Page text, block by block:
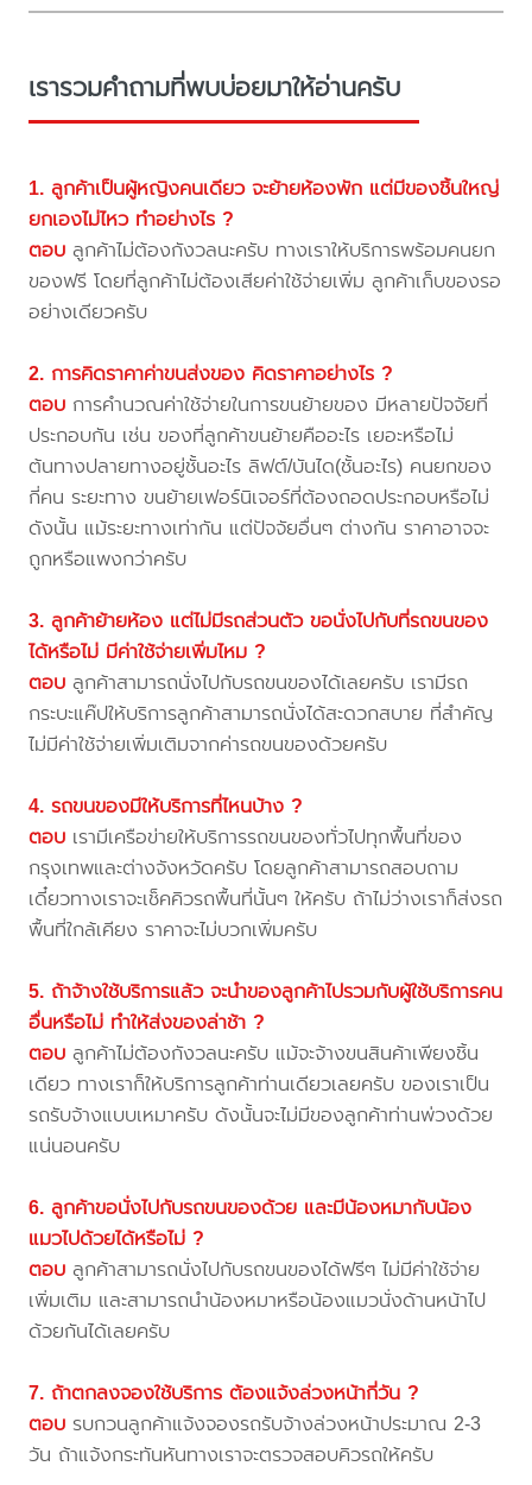
เรารวมคำถามที่พบบ่อยมาให้อ่านครับ
1. ลูกค้าเป็นผู้หญิงคนเดียว จะย้ายห้องพัก แต่มีของชิ้นใหญ่
ยกเองไม่ไหว ทำอย่างไร ?
ตอบ ลูกค้าไม่ต้องกังวลนะครับ ทางเราให้บริการพร้อมคนยก
ของฟรี โดยที่ลูกค้าไม่ต้องเสียค่าใช้จ่ายเพิ่ม ลูกค้าเก็บของรอ
อย่างเดียวครับ
2. การคิดราคาค่าขนส่งของ คิดราคาอย่างไร ?
ตอบ การคำนวณค่าใช้จ่ายในการขนย้ายของ มีหลายปัจจัยที่
ประกอบกัน เช่น ของที่ลูกค้าขนย้ายคืออะไร เยอะหรือไม่
ต้นทางปลายทางอยู่ชั้นอะไร ลิฟต์/บันได(ชั้นอะไร) คนยกของ
กี่คน ระยะทาง ขนย้ายเฟอร์นิเจอร์ที่ต้องถอดประกอบหรือไม่
ดังนั้น แม้ระยะทางเท่ากัน แต่ปัจจัยอื่นๆ ต่างกัน ราคาอาจจะ
ถูกหรือแพงกว่าครับ
3. ลูกค้าย้ายห้อง แต่ไม่มีรถส่วนตัว ขอนั่งไปกับที่รถขนของ
ได้หรือไม่ มีค่าใช้จ่ายเพิ่มไหม ?
ตอบ ลูกค้าสามารถนั่งไปกับรถขนของได้เลยครับ เรามีรถ
กระบะแค๊ปให้บริการลูกค้าสามารถนั่งได้สะดวกสบาย ที่สำคัญ
ไม่มีค่าใช้จ่ายเพิ่มเติมจากค่ารถขนของด้วยครับ
4. รถขนของมีให้บริการที่ไหนบ้าง ?
ตอบ เรามีเครือข่ายให้บริการรถขนของทั่วไปทุกพื้นที่ของ
กรุงเทพและต่างจังหวัดครับ โดยลูกค้าสามารถสอบถาม
เดี๋ยวทางเราจะเช็คคิวรถพื้นที่นั้นๆ ให้ครับ ถ้าไม่ว่างเราก็ส่งรถ
พื้นที่ใกล้เคียง ราคาจะไม่บวกเพิ่มครับ
5. ถ้าจ้างใช้บริการแล้ว จะนำของลูกค้าไปรวมกับผู้ใช้บริการคน
อื่นหรือไม่ ทำให้ส่งของล่าช้า ?
ตอบ ลูกค้าไม่ต้องกังวลนะครับ แม้จะจ้างขนสินค้าเพียงชิ้น
เดียว ทางเราก็ให้บริการลูกค้าท่านเดียวเลยครับ ของเราเป็น
รถรับจ้างแบบเหมาครับ ดังนั้นจะไม่มีของลูกค้าท่านพ่วงด้วย
แน่นอนครับ
6. ลูกค้าขอนั่งไปกับรถขนของด้วย และมีน้องหมากับน้อง
แมวไปด้วยได้หรือไม่ ?
ตอบ ลูกค้าสามารถนั่งไปกับรถขนของได้ฟรีๆ ไม่มีค่าใช้จ่าย
เพิ่มเติม และสามารถนำน้องหมาหรือน้องแมวนั่งด้านหน้าไป
ด้วยกันได้เลยครับ
7. ถ้าตกลงจองใช้บริการ ต้องแจ้งล่วงหน้ากี่วัน ?
ตอบ รบกวนลูกค้าแจ้งจองรถรับจ้างล่วงหน้าประมาณ 2-3
วัน ถ้าแจ้งกระทันหันทางเราจะตรวจสอบคิวรถให้ครับ